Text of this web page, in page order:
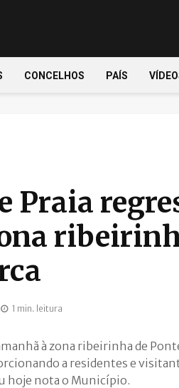
CONCELHOS PAÍS
Praia
1 min. leitura
à zona ribeirinha de
a residentes e
hoje nota o Município.